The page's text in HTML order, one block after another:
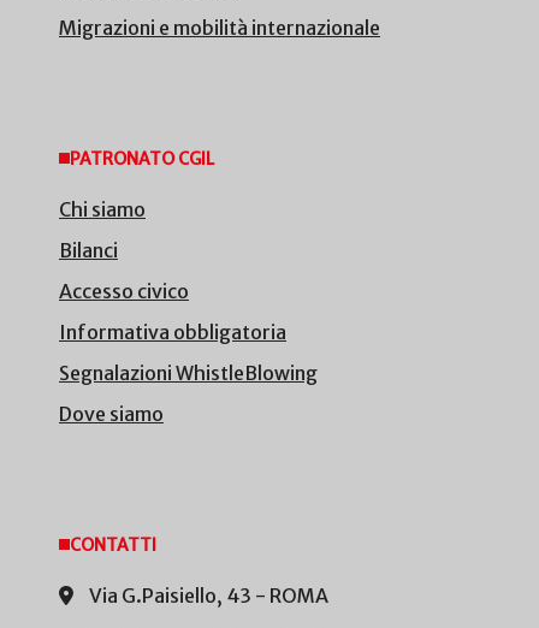
Migrazioni e mobilità internazionale
PATRONATO CGIL
Chi siamo
Bilanci
Accesso civico
Informativa obbligatoria
Segnalazioni WhistleBlowing
Dove siamo
CONTATTI
Via G.Paisiello, 43 - ROMA